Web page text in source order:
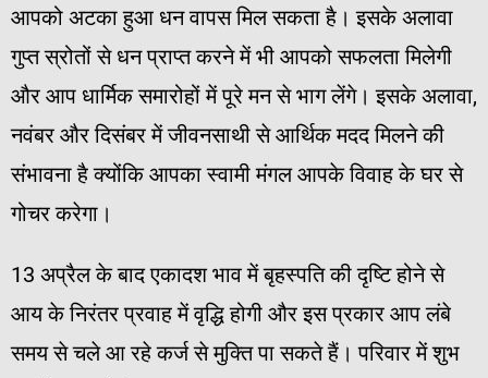
आपको अटका हुआ धन वापस मिल सकता है। इसके अलावा
गुप्त स्रोतों से धन प्राप्त करने में भी आपको सफलता मिलेगी
और आप धार्मिक समारोहों में पूरे मन से भाग लेंगे। इसके अलावा,
नवंबर और दिसंबर में जीवनसाथी से आर्थिक मदद मिलने की
संभावना है क्योंकि आपका स्वामी मंगल आपके विवाह के घर से
गोचर करेगा।
13 अप्रैल के बाद एकादश भाव में बृहस्पति की दृष्टि होने से
आय के निरंतर प्रवाह में वृद्धि होगी और इस प्रकार आप लंबे
समय से चले आ रहे कर्ज से मुक्ति पा सकते हैं। परिवार में शुभ